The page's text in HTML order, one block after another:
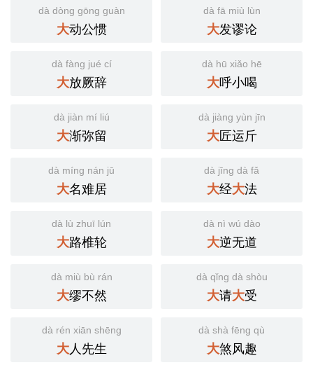
dà dòng gōng guàn
大动公惯
dà fā miù lùn
大发谬论
dà fàng jué cí
大放厥辞
dà hū xiǎo hē
大呼小喝
dà jiàn mí liú
大渐弥留
dà jiàng yùn jīn
大匠运斤
dà míng nán jū
大名难居
dà jīng dà fǎ
大经大法
dà lù zhuī lún
大路椎轮
dà nì wú dào
大逆无道
dà miù bù rán
大缪不然
dà qǐng dà shòu
大请大受
dà rén xiān shēng
大人先生
dà shà fēng qù
大煞风趣